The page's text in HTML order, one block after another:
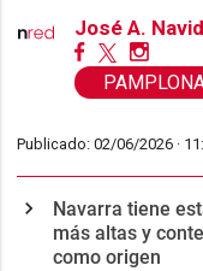
José A.
Publicado: 02/06/2026 ·
Navarra tiene
más altas y
como origen